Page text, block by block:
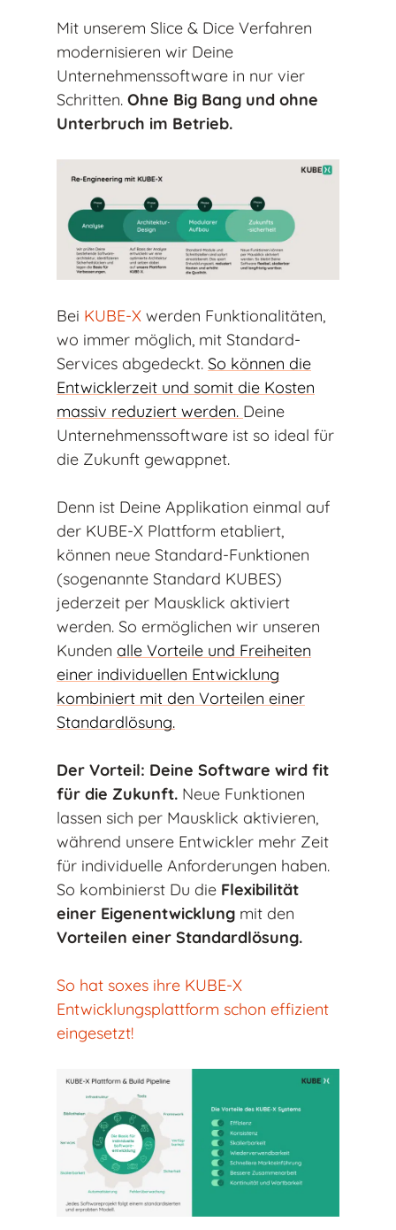
Mit unserem Slice & Dice Verfahren
modernisieren wir Deine
Unternehmenssoftware in nur vier
Schritten. Ohne Big Bang und ohne
Unterbruch im Betrieb.
Bei KUBE-X werden Funktionalitäten,
wo immer möglich, mit Standard-
Services abgedeckt. So können die
Entwicklerzeit und somit die Kosten
massiv reduziert werden. Deine
Unternehmenssoftware ist so ideal für
die Zukunft gewappnet.
Denn ist Deine Applikation einmal auf
der KUBE-X Plattform etabliert,
können neue Standard-Funktionen
(sogenannte Standard KUBES)
jederzeit per Mausklick aktiviert
werden. So ermöglichen wir unseren
Kunden alle Vorteile und Freiheiten
einer individuellen Entwicklung
kombiniert mit den Vorteilen einer
Standardlösung.
Der Vorteil: Deine Software wird fit
für die Zukunft. Neue Funktionen
lassen sich per Mausklick aktivieren,
während unsere Entwickler mehr Zeit
für individuelle Anforderungen haben.
So kombinierst Du die Flexibilität
einer Eigenentwicklung mit den
Vorteilen einer Standardlösung.
So hat soxes ihre KUBE-X
Entwicklungsplattform schon effizient
eingesetzt!